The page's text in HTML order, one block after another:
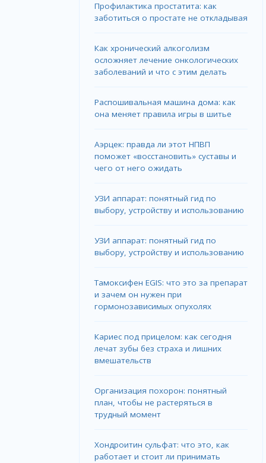
Профилактика простатита: как
заботиться о простате не откладывая
Как хронический алкоголизм
осложняет лечение онкологических
заболеваний и что с этим делать
Распошивальная машина дома: как
она меняет правила игры в шитье
Аэрцек: правда ли этот НПВП
поможет «восстановить» суставы и
чего от него ожидать
УЗИ аппарат: понятный гид по
выбору, устройству и использованию
УЗИ аппарат: понятный гид по
выбору, устройству и использованию
Тамоксифен EGIS: что это за препарат
и зачем он нужен при
гормонозависимых опухолях
Кариес под прицелом: как сегодня
лечат зубы без страха и лишних
вмешательств
Организация похорон: понятный
план, чтобы не растеряться в
трудный момент
Хондроитин сульфат: что это, как
работает и стоит ли принимать